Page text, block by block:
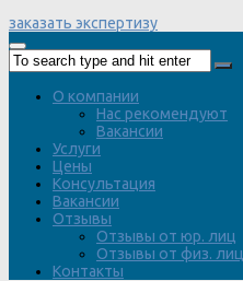
заказать экспертизу
О компании
Нас рекомендуют
Вакансии
Услуги
Цены
Консультация
Вакансии
Отзывы
Отзывы от юр. лиц
Отзывы от физ. лиц
Контакты